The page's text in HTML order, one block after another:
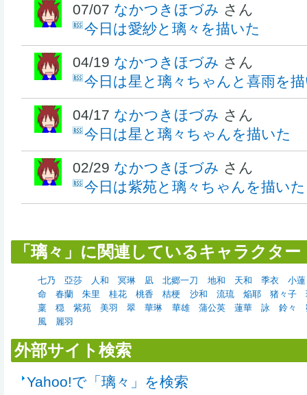
07/07 なかつきほづみ さん
今日は愛紗と璃々を描いた
04/19 なかつきほづみ さん
今日は星と璃々ちゃんと喜雨を
04/17 なかつきほづみ さん
今日は星と璃々ちゃんを描いた
02/29 なかつきほづみ さん
今日は紫苑と璃々ちゃんを描いた
「璃々」に関連しているキャラクター
七乃 亞莎 人和 冥琳 凪 北郷一刀 地和 天和 季衣
小蓮
命
春蘭 朱里 桂花 桃香 桔梗 沙和 流琉 焔耶 猪々子
稟
穏 紫苑 美羽 翠 華琳 華雄 蒲公英 蓮華 詠 鈴々
風
麗羽
外部サイト検索
Yahoo!で「璃々」を検索